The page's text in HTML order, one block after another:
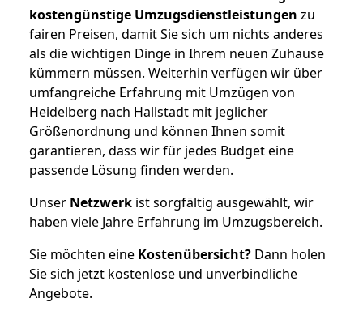
kostengünstige Umzugsdienstleistungen zu
fairen Preisen, damit Sie sich um nichts anderes
als die wichtigen Dinge in Ihrem neuen Zuhause
kümmern müssen. Weiterhin verfügen wir über
umfangreiche Erfahrung mit Umzügen von
Heidelberg nach Hallstadt mit jeglicher
Größenordnung und können Ihnen somit
garantieren, dass wir für jedes Budget eine
passende Lösung finden werden.
Unser Netzwerk ist sorgfältig ausgewählt, wir
haben viele Jahre Erfahrung im Umzugsbereich.
Sie möchten eine Kostenübersicht? Dann holen
Sie sich jetzt kostenlose und unverbindliche
Angebote.